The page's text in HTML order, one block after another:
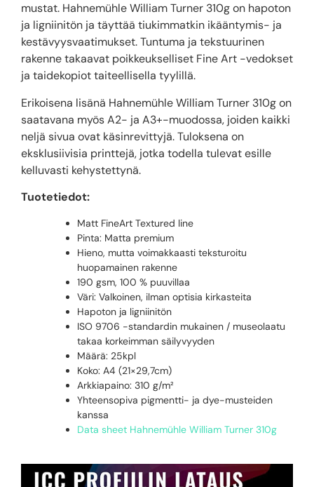
mustat. Hahnemühle William Turner 310g on hapoton
ja ligniinitön ja täyttää tiukimmatkin ikääntymis- ja
kestävyysvaatimukset. Tuntuma ja tekstuurinen
rakenne takaavat poikkeukselliset Fine Art -vedokset
ja taidekopiot taiteellisella tyylillä.
Erikoisena lisänä Hahnemühle William Turner 310g on
saatavana myös A2- ja A3+-muodossa, joiden kaikki
neljä sivua ovat käsinrevittyjä. Tuloksena on
eksklusiivisia printtejä, jotka todella tulevat esille
kelluvasti kehystettynä.
Tuotetiedot:
Matt FineArt Textured line
Pinta: Matta premium
Hieno, mutta voimakkaasti teksturoitu
huopamainen rakenne
190 gsm, 100 % puuvillaa
Väri: Valkoinen, ilman optisia kirkasteita
Hapoton ja ligniinitön
ISO 9706 -standardin mukainen / museolaatu
takaa korkeimman säilyvyyden
Määrä: 25kpl
Koko: A4 (21×29,7cm)
Arkkiapaino: 310 g/m²
Yhteensopiva pigmentti- ja dye-musteiden
kanssa
Data sheet Hahnemühle William Turner 310g